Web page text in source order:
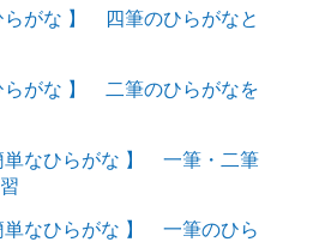
がな 】 四筆のひらがなと
がな 】 二筆のひらがなを
なひらがな 】 一筆・二筆
なひらがな 】 一筆のひら